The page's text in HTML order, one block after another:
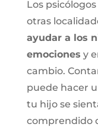
Los
otras
ayudar a los
emociones y
cambio.
puede hacer
tu hijo se
comprendido